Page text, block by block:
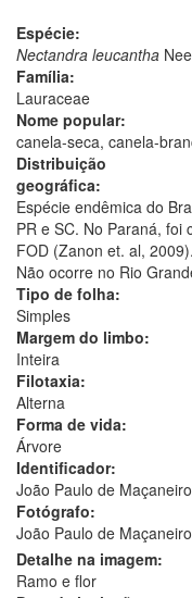
Espécie:
Nectandra leucantha
Família:
Lauraceae
Nome popular:
canela-seca, canela-
Distribuição
geográfica:
Espécie endêmica do
PR e SC. No Paraná, foi
FOD (Zanon et. al, 2009).
Não ocorre no Rio
Tipo de folha:
Simples
Margem do limbo:
Inteira
Filotaxia:
Alterna
Forma de vida:
Árvore
Identificador:
João Paulo de Maçaneiro
Fotógrafo:
João Paulo de
Detalhe na imagem:
Ramo e flor